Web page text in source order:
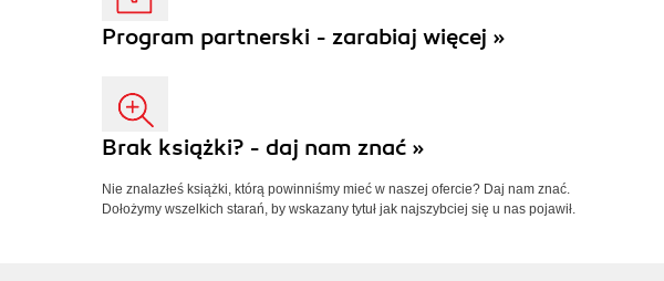
Program partnerski - zarabiaj więcej »
Brak książki? - daj nam znać »
Nie znalazłeś książki, którą powinniśmy mieć w naszej ofercie? Daj nam znać.
Dołożymy wszelkich starań, by wskazany tytuł jak najszybciej się u nas pojawił.